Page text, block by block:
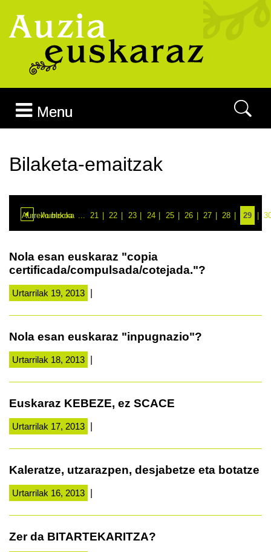
Menu
Bilaketa-emaitzak
Aurreko blocka
Aurrekoa ... 21 22 23 24 25 26 27 28 29
Nola esan euskaraz "copia
certificada/compulsada/cotejada."?
Urtarrilak 19, 2013
Nola esan euskaraz "inpugnazio"?
Urtarrilak 18, 2013
Euskaraz KEBEZE, ez SCACE
Urtarrilak 17, 2013
Kaleratze, utzarazpen, desjabetze eta botatze
Urtarrilak 16, 2013
Zer da BITARTEKARITZA?